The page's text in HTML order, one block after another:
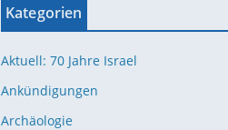
Kategorien
Aktuell: 70 Jahre Israel
Ankündigungen
Archäologie